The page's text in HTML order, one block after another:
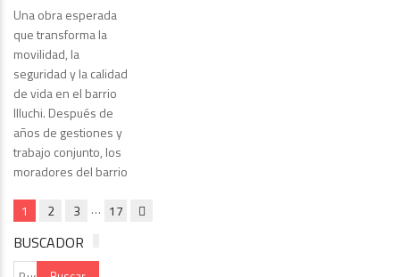
Una obra esperada
que transforma la
movilidad, la
seguridad y la calidad
de vida en el barrio
Illuchi. Después de
años de gestiones y
trabajo conjunto, los
moradores del barrio
1 2 3 … 17
BUSCADOR